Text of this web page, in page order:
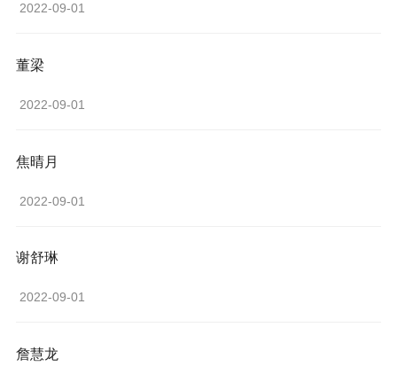
2022-09-01
董梁
2022-09-01
焦晴月
2022-09-01
谢舒琳
2022-09-01
詹慧龙